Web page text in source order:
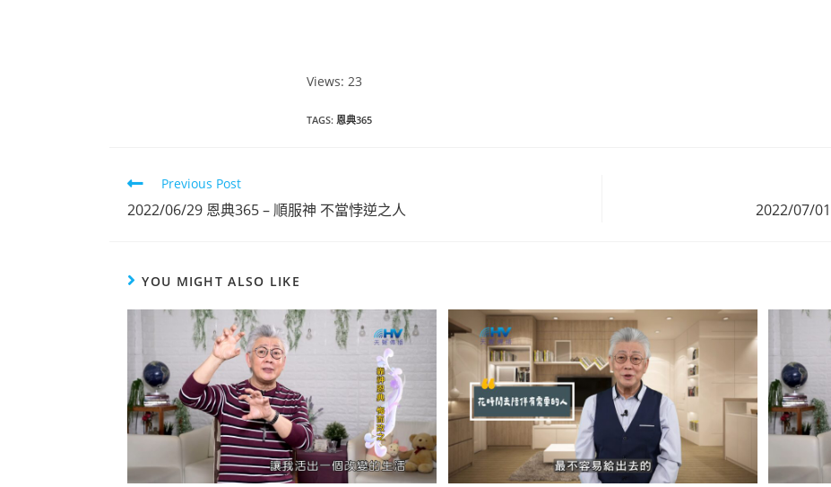
Views: 23
TAGS: 恩典365
Previous Post
2022/06/29 恩典365 – 順服神 不當悖逆之人 2022/07/
YOU MIGHT ALSO LIKE